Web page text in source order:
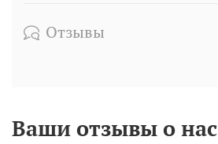
Отзывы
Ваши отзывы о нас